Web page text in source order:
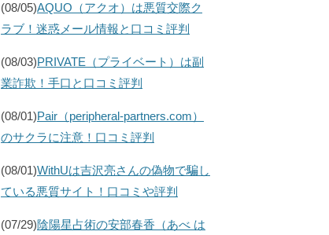
(08/05)AQUO（アクオ）は悪質交際ク
ラブ！迷惑メール情報と口コミ評判
(08/03)PRIVATE（プライベート）は副
業詐欺！手口と口コミ評判
(08/01)Pair（peripheral-partners.com）
のサクラに注意！口コミ評判
(08/01)WithUは吉沢亮さんの偽物で騙し
ている悪質サイト！口コミや評判
(07/29)陰陽星占術の安部春香（あべ は